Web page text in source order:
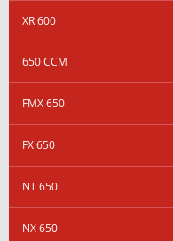
XR 600
650 CCM
FMX 650
FX 650
NT 650
NX 650